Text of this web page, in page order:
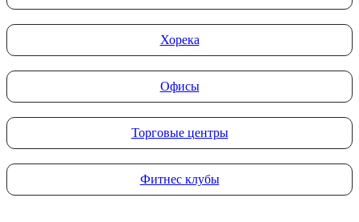
Хорека
Офисы
Торговые центры
Фитнес клубы